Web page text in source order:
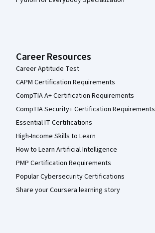
Career Resources
Career Aptitude Test
CAPM Certification Requirements
CompTIA A+ Certification Requirements
CompTIA Security+ Certification Requirements
Essential IT Certifications
High-Income Skills to Learn
How to Learn Artificial Intelligence
PMP Certification Requirements
Popular Cybersecurity Certifications
Share your Coursera learning story